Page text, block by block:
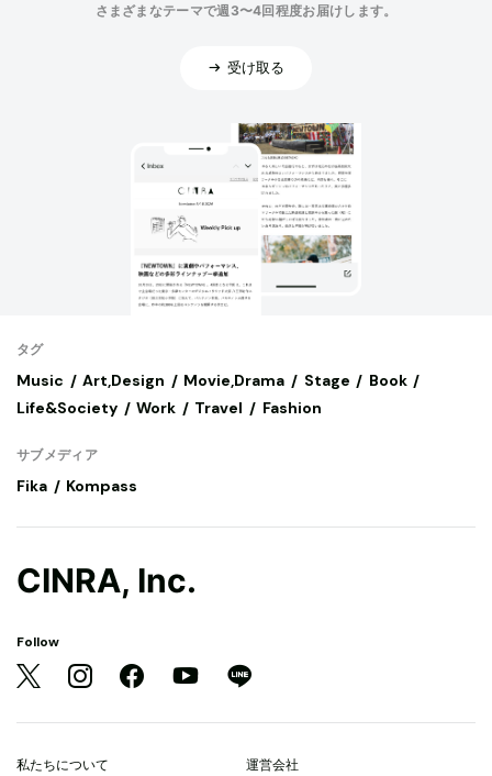
さまざまなテーマで週3〜4回程度お届けします。
受け取る
タグ
Music Art,Design Movie,Drama Stage
Book
Life&Society
Work Travel Fashion
サブメディア
Fika Kompass
CINRA, Inc.
Follow
私たちについて 運営会社